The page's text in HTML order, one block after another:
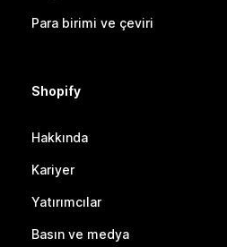
Para birimi ve çeviri
Shopify
Hakkında
Kariyer
Yatırımcılar
Basın ve medya